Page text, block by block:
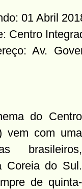
01 Abril
Centro
Av.
do Centro
vem com uma
brasileiros,
Coreia do Sul.
de quinta-